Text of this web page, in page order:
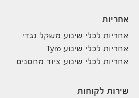
אחריות
אחריות לכלי שינוע משקל נגדי
אחריות לכלי שינוע Tyro
אחריות לכלי שינוע ציוד מחסנים
שירות לקוחות